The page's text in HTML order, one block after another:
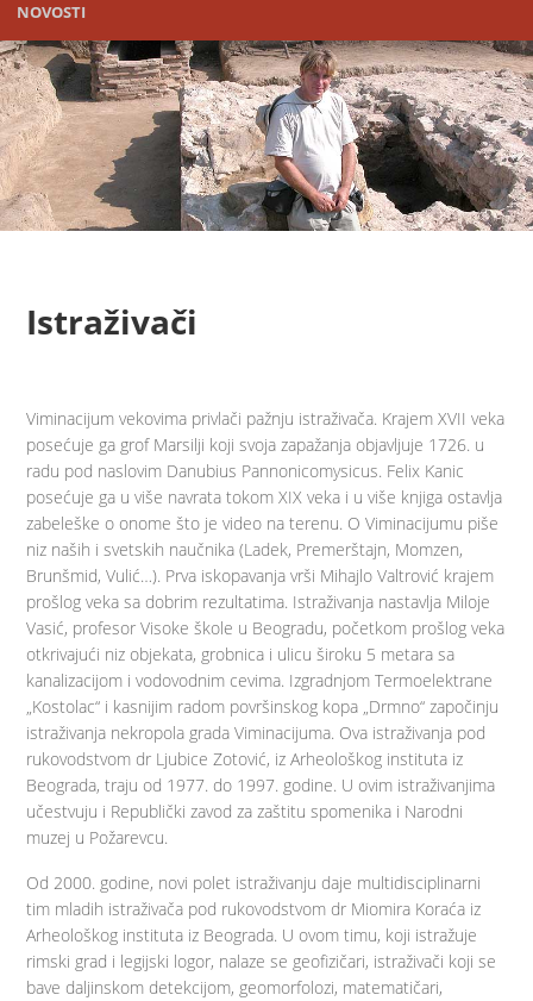
NOVOSTI
Istraživači
Viminacijum vekovima privlači pažnju istraživača. Krajem XVII veka
posećuje ga grof Marsilji koji svoja zapažanja objavljuje 1726. u
radu pod naslovim Danubius Pannonicomysicus. Felix Kanic
posećuje ga u više navrata tokom XIX veka i u više knjiga ostavlja
zabeleške o onome što je video na terenu. O Viminacijumu piše
niz naših i svetskih naučnika (Ladek, Premerštajn, Momzen,
Brunšmid, Vulić…). Prva iskopavanja vrši Mihajlo Valtrović krajem
prošlog veka sa dobrim rezultatima. Istraživanja nastavlja Miloje
Vasić, profesor Visoke škole u Beogradu, početkom prošlog veka
otkrivajući niz objekata, grobnica i ulicu široku 5 metara sa
kanalizacijom i vodovodnim cevima. Izgradnjom Termoelektrane
„Kostolac“ i kasnijim radom površinskog kopa „Drmno“ započinju
istraživanja nekropola grada Viminacijuma. Ova istraživanja pod
rukovodstvom dr Ljubice Zotović, iz Arheološkog instituta iz
Beograda, traju od 1977. do 1997. godine. U ovim istraživanjima
učestvuju i Republički zavod za zaštitu spomenika i Narodni
muzej u Požarevcu.
Od 2000. godine, novi polet istraživanju daje multidisciplinarni
tim mladih istraživača pod rukovodstvom dr Miomira Koraća iz
Arheološkog instituta iz Beograda. U ovom timu, koji istražuje
rimski grad i legijski logor, nalaze se geofizičari, istraživači koji se
bave daljinskom detekcijom, geomorfolozi, matematičari,